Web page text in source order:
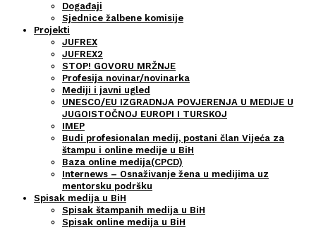
Događaji
Sjednice žalbene komisije
Projekti
JUFREX
JUFREX2
STOP! GOVORU MRŽNJE
Profesija novinar/novinarka
Mediji i javni ugled
UNESCO/EU IZGRADNJA POVJERENJA U MEDIJE U
JUGOISTOČNOJ EUROPI I TURSKOJ
IMEP
Budi profesionalan medij, postani član Vijeća za
štampu i online medije u BiH
Baza online medija(CPCD)
Internews – Osnaživanje žena u medijima uz
mentorsku podršku
Spisak medija u BiH
Spisak štampanih medija u BiH
Spisak online medija u BiH